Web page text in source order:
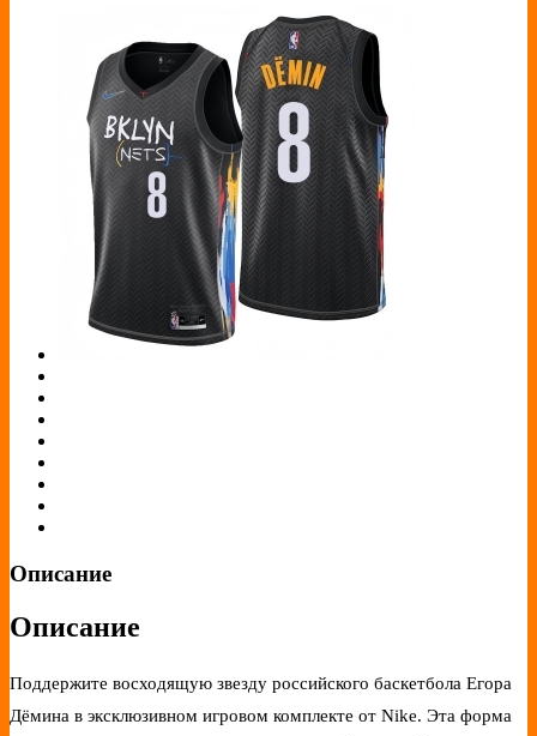
Описание
Описание
Поддержите восходящую звезду российского баскетбола Егора
Дёмина в эксклюзивном игровом комплекте от Nike. Эта форма